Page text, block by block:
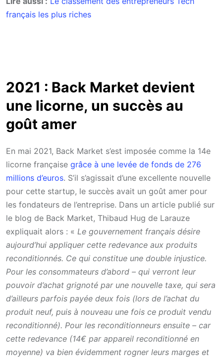
français les plus riches
2021 : Back Market devient
une licorne, un succès au
goût amer
En mai 2021, Back Market s’est imposée comme la 14e
licorne française grâce à une levée de fonds de 276
millions d’euros. S’il s’agissait d’une excellente nouvelle
pour cette startup, le succès avait un goût amer pour
les fondateurs de l’entreprise. Dans un article publié sur
le blog de Back Market, Thibaud Hug de Larauze
expliquait alors : « Le gouvernement français désire
aujourd’hui appliquer cette redevance aux produits
reconditionnés. Ce qui constitue une double injustice.
Pour les consommateurs d’abord – qui verront leur
pouvoir d’achat grignoté par une nouvelle taxe, qui sera
d’ailleurs parfois payée deux fois (lors de l’achat du
produit neuf, puis à nouveau une fois ce produit vendu
reconditionné). Pour les reconditionneurs ensuite – car
cette redevance (14€ par appareil reconditionné en
moyenne) va bien évidemment rogner leurs marges et